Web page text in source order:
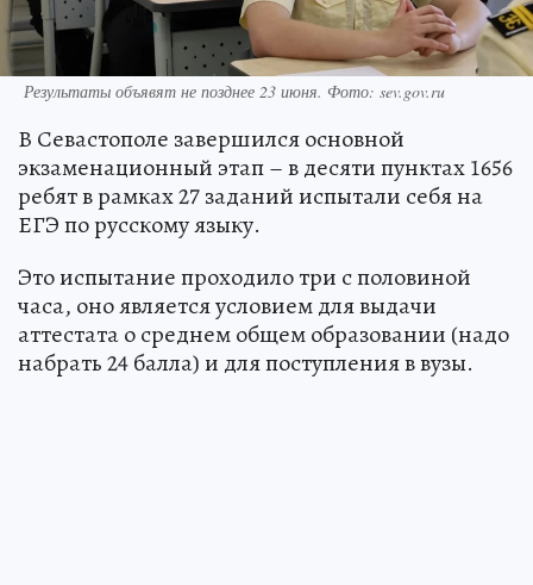
Результаты объявят не позднее 23 июня. Фото: sev.gov.ru
В Севастополе завершился основной
экзаменационный этап – в десяти пунктах 1656
ребят в рамках 27 заданий испытали себя на
ЕГЭ по русскому языку.
Это испытание проходило три с половиной
часа, оно является условием для выдачи
аттестата о среднем общем образовании (надо
набрать 24 балла) и для поступления в вузы.